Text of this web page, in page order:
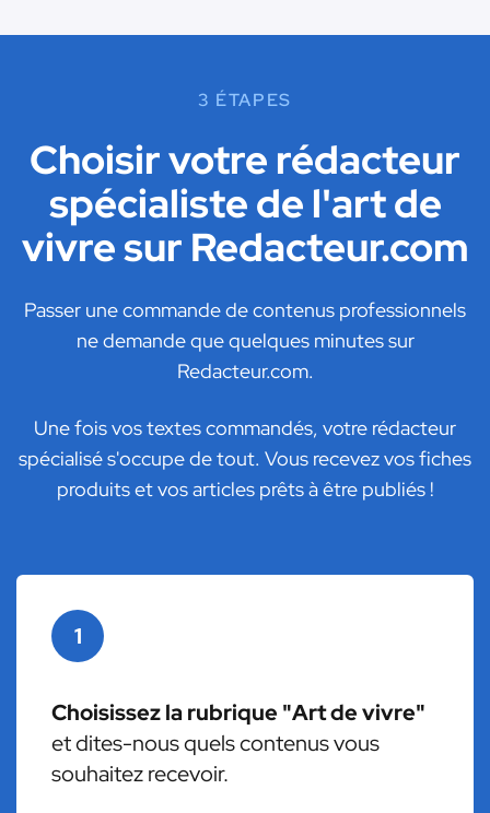
3 ÉTAPES
Choisir votre rédacteur
spécialiste de l'art de
vivre sur Redacteur.com
Passer une commande de contenus professionnels
ne demande que quelques minutes sur
Redacteur.com.
Une fois vos textes commandés, votre rédacteur
spécialisé s'occupe de tout. Vous recevez vos fiches
produits et vos articles prêts à être publiés !
1
Choisissez la rubrique "Art de vivre"
et dites-nous quels contenus vous
souhaitez recevoir.